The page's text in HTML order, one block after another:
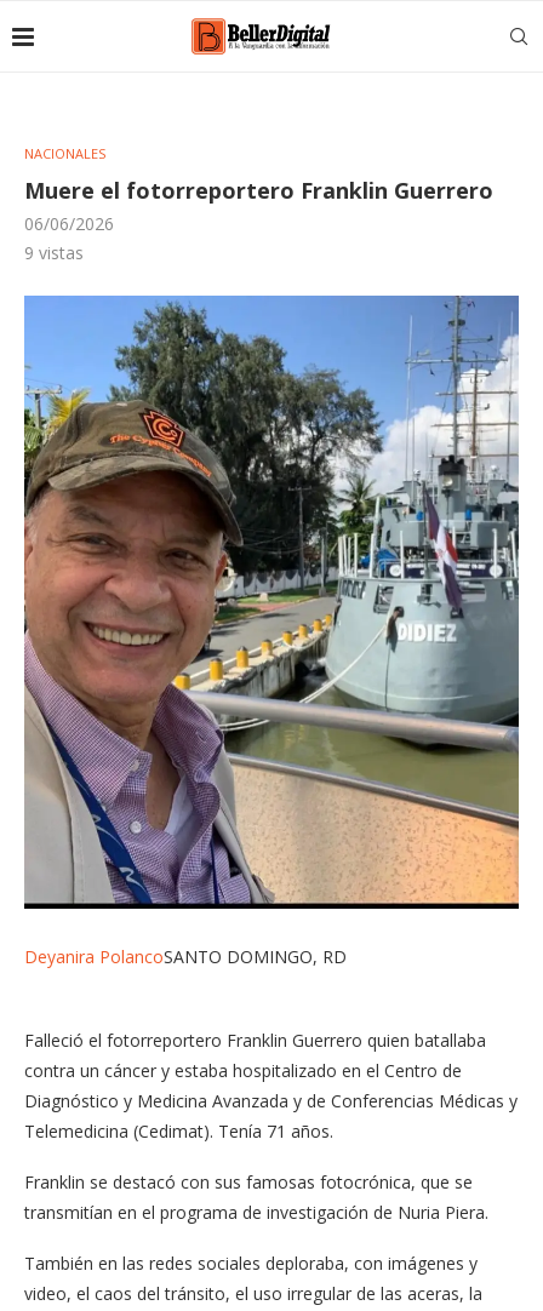
NACIONALES
Muere el fotorreportero Franklin Guerrero
06/06/2026
9 vistas
Deyanira PolancoSANTO DOMINGO, RD
Falleció el fotorreportero Franklin Guerrero quien batallaba
contra un cáncer y estaba hospitalizado en el Centro de
Diagnóstico y Medicina Avanzada y de Conferencias Médicas y
Telemedicina (Cedimat). Tenía 71 años.
Franklin se destacó con sus famosas fotocrónica, que se
transmitían en el programa de investigación de Nuria Piera.
También en las redes sociales deploraba, con imágenes y
video, el caos del tránsito, el uso irregular de las aceras, la